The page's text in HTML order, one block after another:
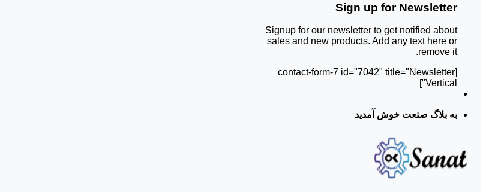
Sign up for Newsletter
Signup for our newsletter to get notified about
sales and new products. Add any text here or
remove it.
[contact-form-7 id="7042" title="Newsletter
Vertical"]
به بلاگ صنعت خوش آمدید